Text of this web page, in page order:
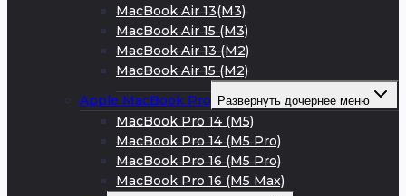
MacBook Air 13(M3)
MacBook Air 15 (M3)
MacBook Air 13 (M2)
MacBook Air 15 (M2)
Apple MacBook Pro Развернуть дочернее меню
MacBook Pro 14 (M5)
MacBook Pro 14 (M5 Pro)
MacBook Pro 16 (M5 Pro)
MacBook Pro 16 (M5 Max)